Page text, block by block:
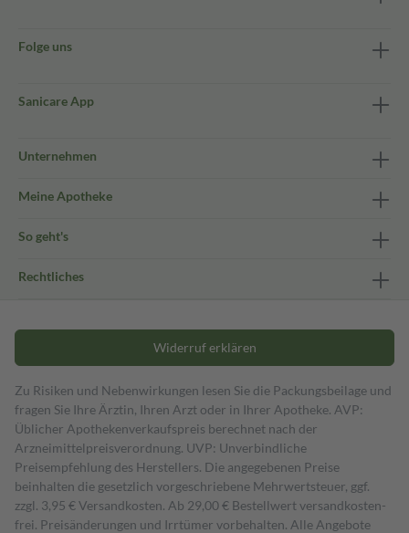
Folge uns
Sanicare App
Unternehmen
Meine Apotheke
So geht's
Rechtliches
Widerruf erklären
Zu Risiken und Nebenwirkungen lesen Sie die Packungsbeilage und
fragen Sie Ihre Ärztin, Ihren Arzt oder in Ihrer Apotheke. AVP:
Üblicher Apothekenverkaufspreis berechnet nach der
Arzneimittelpreisverordnung. UVP: Unverbindliche
Preisempfehlung des Herstellers. Die angegebenen Preise
beinhalten die gesetzlich vorgeschriebene Mehrwertsteuer, ggf.
zzgl. 3,95 € Versandkosten. Ab 29,00 € Bestell­wert versand­kosten­
frei. Preisänderungen und Irrtümer vorbehalten. Alle Angebote